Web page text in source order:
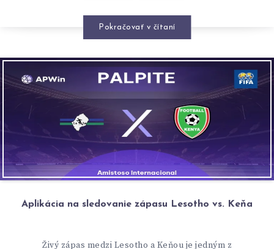
Pokračovať v čítaní
Aplikácia na sledovanie zápasu Lesotho vs. Keňa
Živý zápas medzi Lesotho a Keňou je jedným z